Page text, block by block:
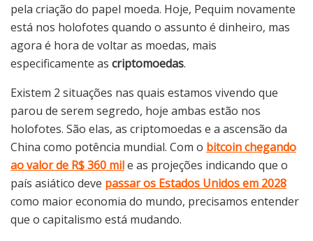
pela criação do papel moeda. Hoje, Pequim novamente
está nos holofotes quando o assunto é dinheiro, mas
agora é hora de voltar as moedas, mais
especificamente as criptomoedas.
Existem 2 situações nas quais estamos vivendo que
parou de serem segredo, hoje ambas estão nos
holofotes. São elas, as criptomoedas e a ascensão da
China como potência mundial. Com o bitcoin chegando
ao valor de R$ 360 mile as projeções indicando que o
país asiático deve passar os Estados Unidos em 2028
como maior economia do mundo, precisamos entender
que o capitalismo está mudando.